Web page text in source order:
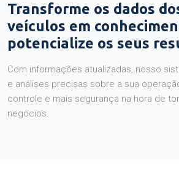
Transforme os dados
veículos em
potencialize os seus
Com informações atualizadas, nosso
e análises precisas sobre a sua
controle e mais segurança na hora de
negócios.